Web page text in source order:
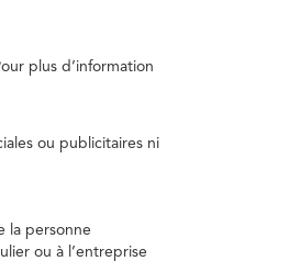
plus d’information
ou publicitaires ni
la personne
ou à l’entreprise